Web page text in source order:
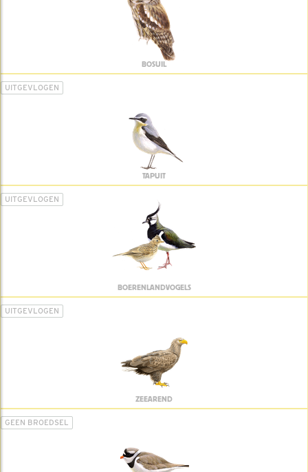
BOSUIL
UITGEVLOGEN
TAPUIT
UITGEVLOGEN
BOERENLANDVOGELS
UITGEVLOGEN
ZEEAREND
GEEN BROEDSEL